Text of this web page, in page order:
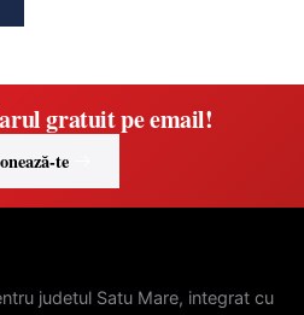
gratuit pe email!
te
judetul Satu Mare, integrat cu